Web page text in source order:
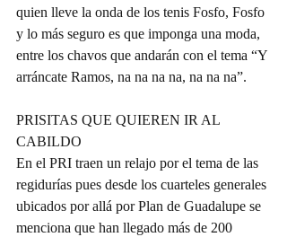
quien lleve la onda de los tenis Fosfo, Fosfo
y lo más seguro es que imponga una moda,
entre los chavos que andarán con el tema “Y
arráncate Ramos, na na na na, na na na”.
PRISITAS QUE QUIEREN IR AL
CABILDO
En el PRI traen un relajo por el tema de las
regidurías pues desde los cuarteles generales
ubicados por allá por Plan de Guadalupe se
menciona que han llegado más de 200